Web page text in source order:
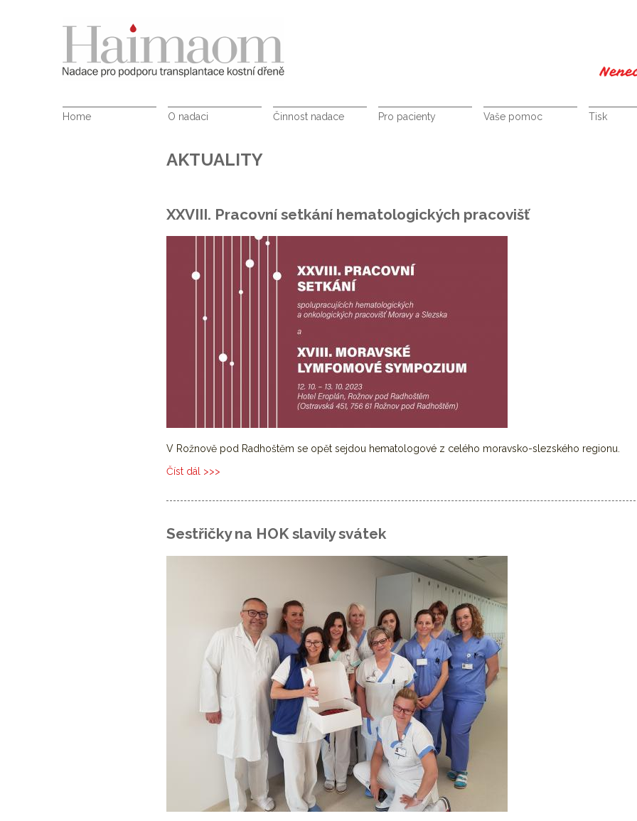
Home O nadaci Činnost nadace Pro pacienty Vaše pomoc Tisk
AKTUALITY
XXVIII. Pracovní setkání hematologických pracovišť
V Rožnově pod Radhoštěm se opět sejdou hematologové z celého moravsko-slezského regionu.
Číst dál XXVIII. Pracovní setkání hematologických pracovišť
Sestřičky na HOK slavily svátek